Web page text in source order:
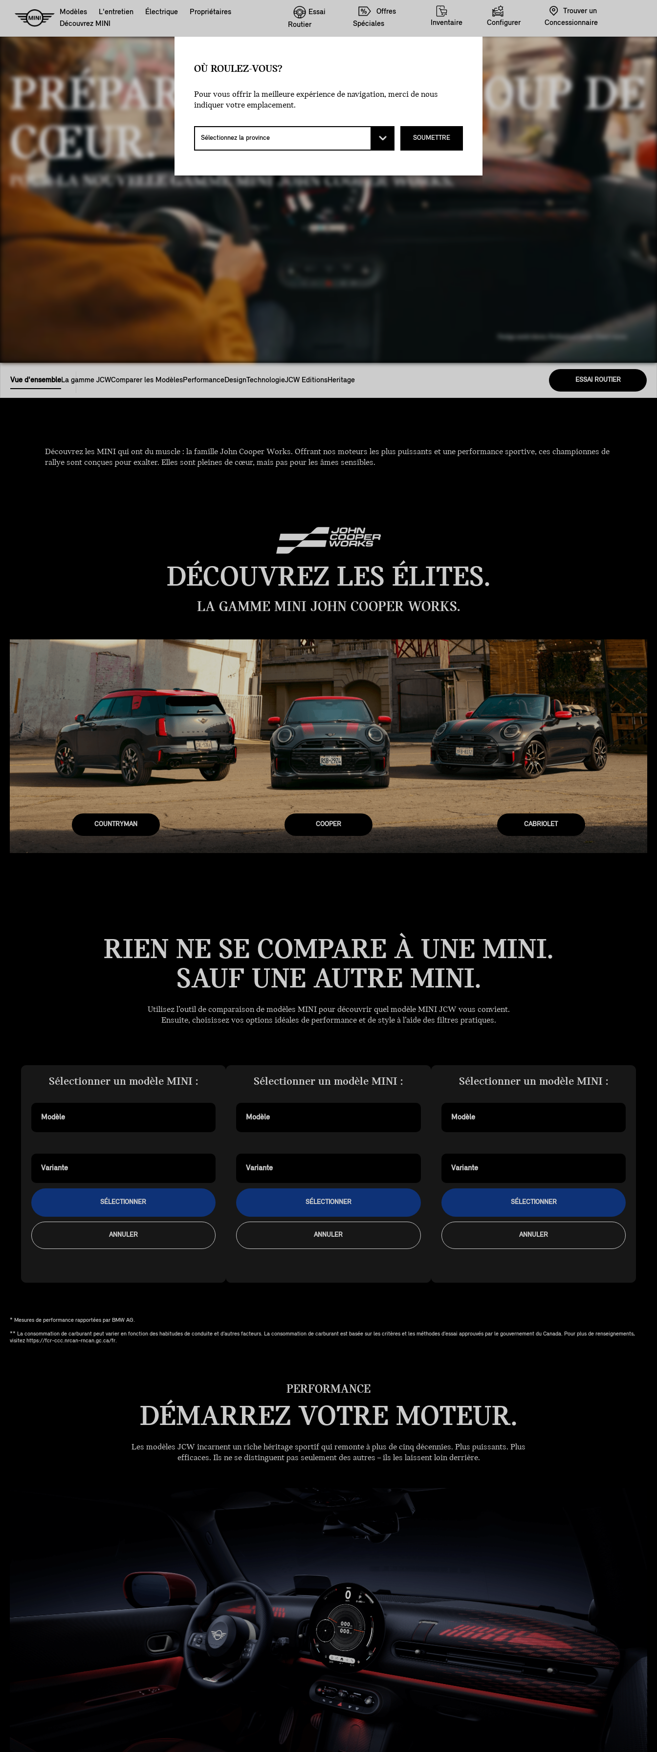
Modèles L'entretien Électrique
Propriétaires
Découvrez MINI
Essai
Routier
Offres
Spéciales
Inventaire Configurer
Trouver un
Concessionnaire
PRÉPAREZ-VOUS AU COUP DE
CŒUR.
POUR LA NOUVELLE GAMME MINI JOHN COOPER WORKS.
Vue d'ensembleLa gamme JCWComparer les ModèlesPerformanceDesignTechnologieJCW EditionsHeritage ESSAI ROUTIER
Découvrez les MINI qui ont du muscle : la famille John Cooper Works. Offrant nos moteurs les plus puissants et une performance sportive, ces championnes de
rallye sont conçues pour exalter. Elles sont pleines de cœur, mais pas pour les âmes sensibles.
DÉCOUVREZ LES ÉLITES.
LA GAMME MINI JOHN COOPER WORKS.
COUNTRYMAN COOPER CABRIOLET
RIEN NE SE COMPARE À UNE MINI.
SAUF UNE AUTRE MINI.
Utilisez l’outil de comparaison de modèles MINI pour découvrir quel modèle MINI JCW vous convient.
Ensuite, choisissez vos options idéales de performance et de style à l’aide des filtres pratiques.
Sélectionner un modèle MINI :
Modèle
Variante
SÉLECTIONNER
ANNULER
Sélectionner un modèle MINI :
Modèle
Variante
SÉLECTIONNER
ANNULER
Sélectionner un modèle MINI :
Modèle
Variante
SÉLECTIONNER
ANNULER
* Mesures de performance rapportées par BMW AG.
** La consommation de carburant peut varier en fonction des habitudes de conduite et d’autres facteurs. La consommation de carburant est basée sur les critères et les méthodes d’essai approuvés par le gouvernement du Canada. Pour plus de renseignements,
visitez https://fcr-ccc.nrcan-rncan.gc.ca/fr.
PERFORMANCE
DÉMARREZ VOTRE MOTEUR.
Les modèles JCW incarnent un riche héritage sportif qui remonte à plus de cinq décennies. Plus puissants. Plus
efficaces. Ils ne se distinguent pas seulement des autres – ils les laissent loin derrière.
OÙ ROULEZ-VOUS?
Pour vous offrir la meilleure expérience de navigation, merci de nous
indiquer votre emplacement.
SOUMETTRE